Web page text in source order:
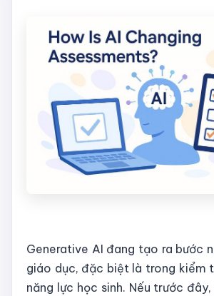
Generative AI đang tạo ra bước
giáo dục, đặc biệt là trong kiểm
năng lực học sinh. Nếu trước